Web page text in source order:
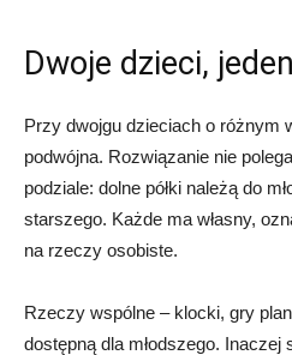
Dwoje dzieci,
Przy dwojgu dzieciach o różnym
podwójna. Rozwiązanie nie
podziale: dolne półki należą do
starszego. Każde ma własny,
na rzeczy osobiste.
Rzeczy wspólne – klocki, gry
dostępną dla młodszego.